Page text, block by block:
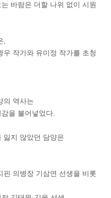
바람은 더할 나위 없이 시원
,
우 작가와 유미정 작가를 초청
의 역사는
을 불어넣었다.
잃지 않았던 담양은
핀 의병장 기삼연 선생을 비롯